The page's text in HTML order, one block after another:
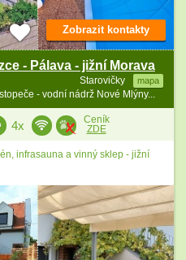
- Pálava - jižní Morava
Starovičky mapa
- vodní nádrž Nové Mlýny...
Zobrazit kontakty
4x
Ceník
ZDE
infrasauna a vinný sklep - jižní